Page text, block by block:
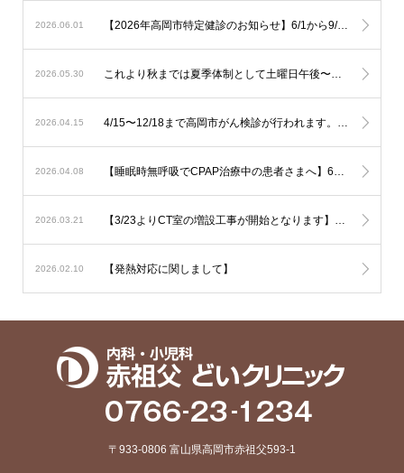
2026.06.01 【2026年高岡市特定健診のお知らせ】6/1から9/30の期間で行われます。予約は不要ですので受診券をご持参の上直接ご受診下さい。可能なようでしたら食事を抜いての健診をお勧め致します。
2026.05.30 これより秋までは夏季体制として土曜日午後〜日曜は少人数での運用となります。診察状況により診療の遅延を生じる可能性も考慮されますが対応人数は維持する必要がありますので発熱への検査は流行状況をもとに当日判断が必要なものに限定した対応とさせて頂きます。
2026.04.15
2026.04.08
2026.03.21
2026.02.10 【発熱対応に関しまして】
〒933-0806 富山県高岡市赤祖父593-1